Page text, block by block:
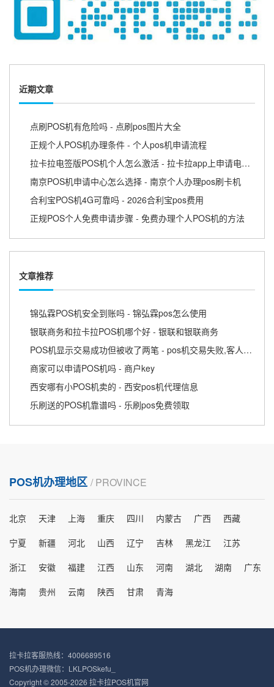
近期文章
点刷POS机有危险吗 - 点刷pos图片大全
正规个人POS机办理条件 - 个人pos机申请流程
拉卡拉电签版POS机个人怎么激活 - 拉卡拉app上申请电签pos需要收费吗
南京POS机申请中心怎么选择 - 南京个人办理pos刷卡机
合利宝POS机4G可靠吗 - 2026合利宝pos费用
正规POS个人免费申请步骤 - 免费办理个人POS机的方法
文章推荐
锦弘霖POS机安全到账吗 - 锦弘霖pos怎么使用
银联商务和拉卡拉POS机哪个好 - 银联和银联商务
POS机显示交易成功但被收了两笔 - pos机交易失败,客人又显示扣款成功
商家可以申请POS机吗 - 商户key
西安哪有小POS机卖的 - 西安pos机代理信息
乐刷送的POS机靠谱吗 - 乐刷pos免费领取
POS机办理地区 / PROVINCE
北京 天津 上海 重庆 四川 内蒙古 广西
西藏
宁夏
新疆 河北 山西 辽宁 吉林 黑龙江
江苏
浙江
安徽 福建 江西 山东 河南 湖北 湖南
广东
海南
贵州 云南 陕西 甘肃 青海
拉卡拉客服热线：4006689516
POS机办理微信：LKLPOSkefu_
Copyright © 2005-2026 拉卡拉POS机官网